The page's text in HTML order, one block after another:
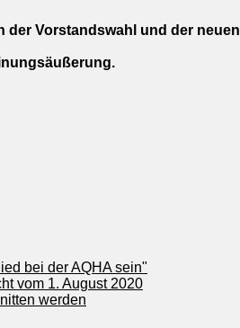
der Vorstandswahl und der neuen
bei der AQHA sein"
vom 1. August 2020
werden